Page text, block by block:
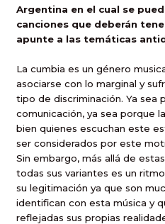
Argentina en el cual se
canciones que deberán
apunte a las temáticas
La cumbia es un género
asociarse con lo marginal y
tipo de discriminación. Ya sea
comunicación, ya sea porque
bien quienes escuchan este
ser considerados por este
Sin embargo, más allá de
todas sus variantes es un
su legitimación ya que son
identifican con esta música y
reflejadas sus propias